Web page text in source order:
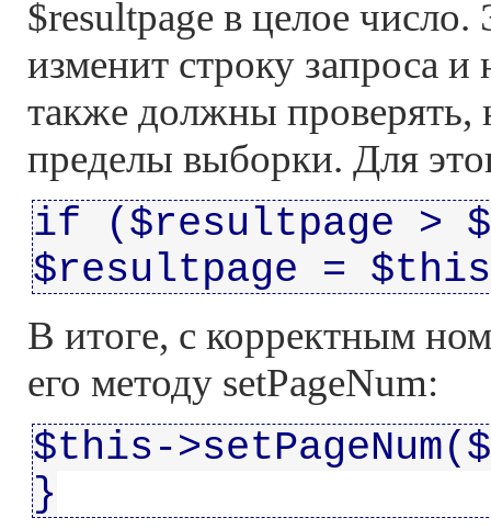
$resultpage в целое
изменит строку запроса
также должны проверять,
пределы выборки. Для
if ($resultpage >
$resultpage =
В итоге, с корректным
его методу setPageNum:
$this-
}